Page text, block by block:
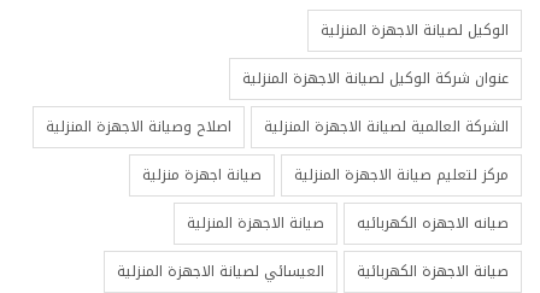
الوكيل لصيانة الاجهزة المنزلية
عنوان شركة الوكيل لصيانة الاجهزة المنزلية
الشركة العالمية لصيانة الاجهزة المنزلية
اصلاح وصيانة الاجهزة المنزلية
مركز لتعليم صيانة الاجهزة المنزلية
صيانة اجهزة منزلية
صيانه الاجهزه الكهربائيه
صيانة الاجهزة المنزلية
صيانة الاجهزة الكهربائية
العيسائي لصيانة الاجهزة المنزلية